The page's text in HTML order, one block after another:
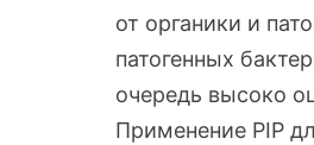
от органики и
патогенных
очередь высоко
Применение PIP